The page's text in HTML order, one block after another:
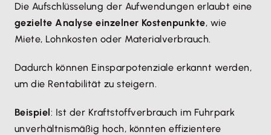
Die Aufschlüsselung der Aufwendungen erlaubt eine
gezielte Analyse einzelner Kostenpunkte, wie
Miete, Lohnkosten oder Materialverbrauch.
Dadurch können Einsparpotenziale erkannt werden,
um die Rentabilität zu steigern.
Beispiel: Ist der Kraftstoffverbrauch im Fuhrpark
unverhältnismäßig hoch, könnten effizientere